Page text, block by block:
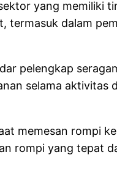
yang memiliki
dalam
pelengkap
selama
memesan rompi
rompi yang tepat